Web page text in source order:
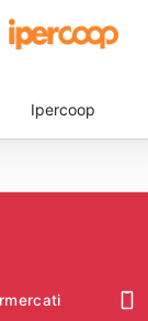
Ipercoop